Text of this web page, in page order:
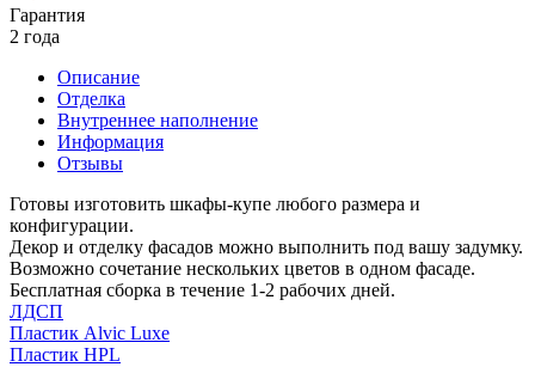
Гарантия
2 года
Описание
Отделка
Внутреннее наполнение
Информация
Отзывы
Готовы изготовить шкафы-купе любого размера и
конфигурации.
Декор и отделку фасадов можно выполнить под вашу задумку.
Возможно сочетание нескольких цветов в одном фасаде.
Бесплатная сборка в течение 1-2 рабочих дней.
ЛДСП
Пластик Alvic Luxe
Пластик HPL